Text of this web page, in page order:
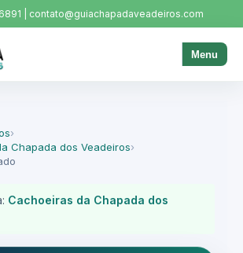
| contato@guiachapadaveadeiros.com
Menu
›
Chapada dos Veadeiros›
Cachoeiras da Chapada dos